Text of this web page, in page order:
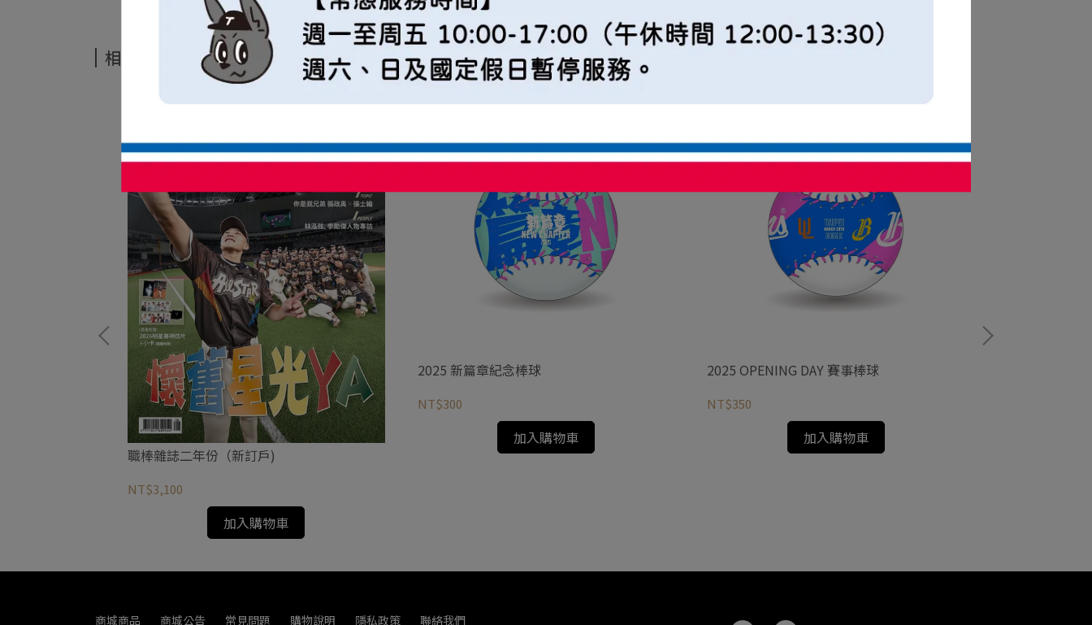
相關商品
職棒雜誌二年份（新訂戶)
NT$3,100
加入購物車
2025 新篇章紀念棒球
NT$300
加入購物車
2025 OPENING DAY 賽事棒球
NT$350
加入購物車
商城商品 商城公告 常見問題 購物說明 隱私政策 聯絡我們